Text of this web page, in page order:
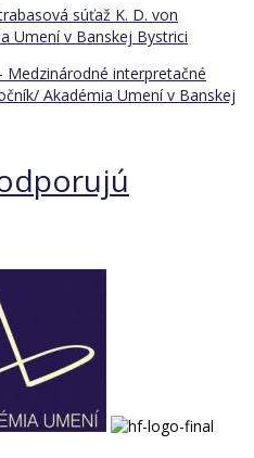
súťaž K. D. von
Umení v Banskej Bystrici
Medzinárodné interpretačné
Akadémia Umení v Banskej